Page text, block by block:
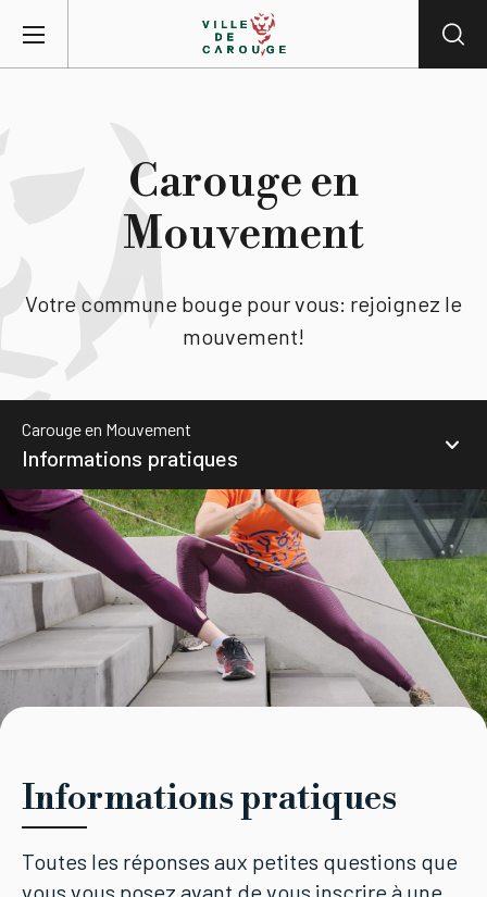
Agenda
Lieux
Tourisme
Démarches
Carouge en
Mouvement
Votre commune bouge pour vous: rejoignez le
mouvement!
Carouge en Mouvement
Informations pratiques
Accueil
Activités
Lieux
Informations pratiques
Toutes les réponses aux petites questions que
vous vous posez avant de vous inscrire à une